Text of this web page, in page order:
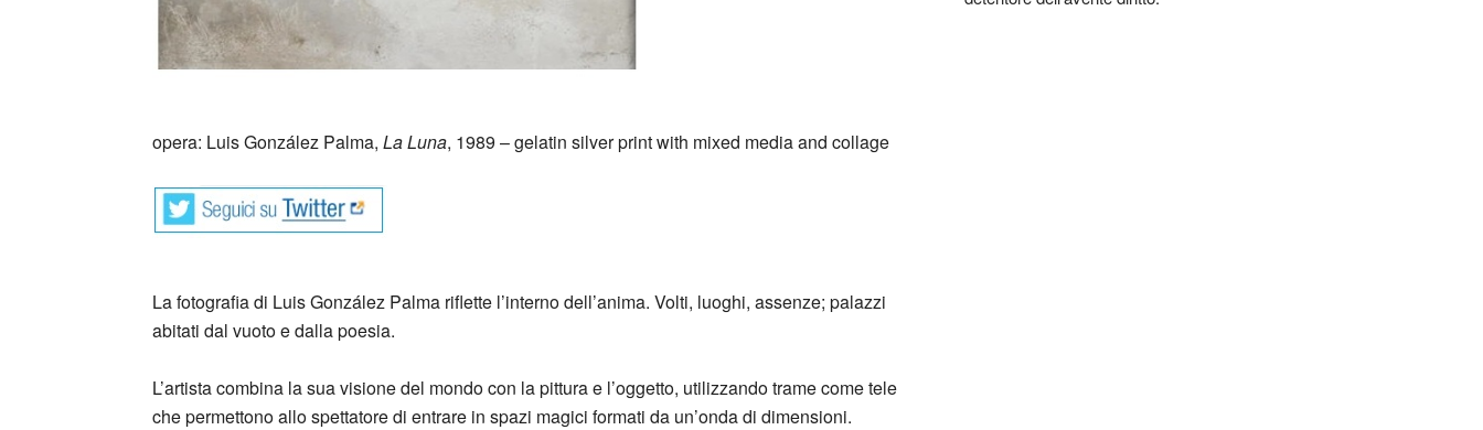
opera: Luis González Palma, La Luna, 1989 – gelatin silver print with mixed media and collage
La fotografia di Luis González Palma riflette l’interno dell’anima. Volti, luoghi, assenze; palazzi
abitati dal vuoto e dalla poesia.
L’artista combina la sua visione del mondo con la pittura e l’oggetto, utilizzando trame come tele
che permettono allo spettatore di entrare in spazi magici formati da un’onda di dimensioni.